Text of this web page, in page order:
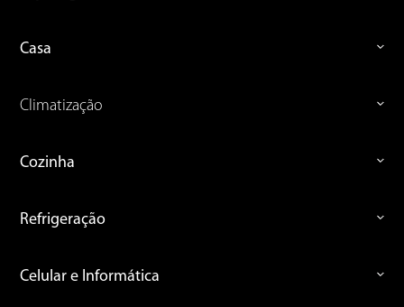
Casa
Climatização
Cozinha
Refrigeração
Celular e Informática